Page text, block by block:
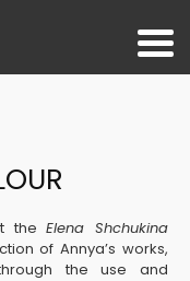
theElena Shchukina
of Annya’s works,
the use and